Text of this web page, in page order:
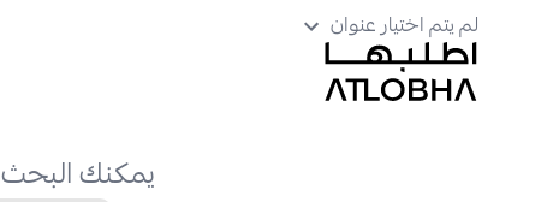
لم يتم اختيار عنوان
يمكنك البحث